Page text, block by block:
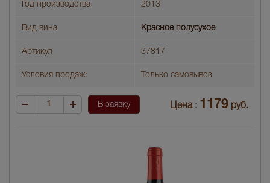
Год производства 2013
Вид вина Красное полусухое
Артикул 37817
Условия продаж: Только самовывоз
В заявку Цена : 1179 руб.